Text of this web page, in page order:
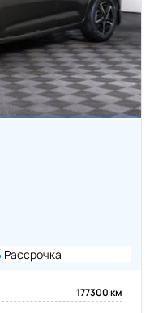
Рассрочка
177300 км